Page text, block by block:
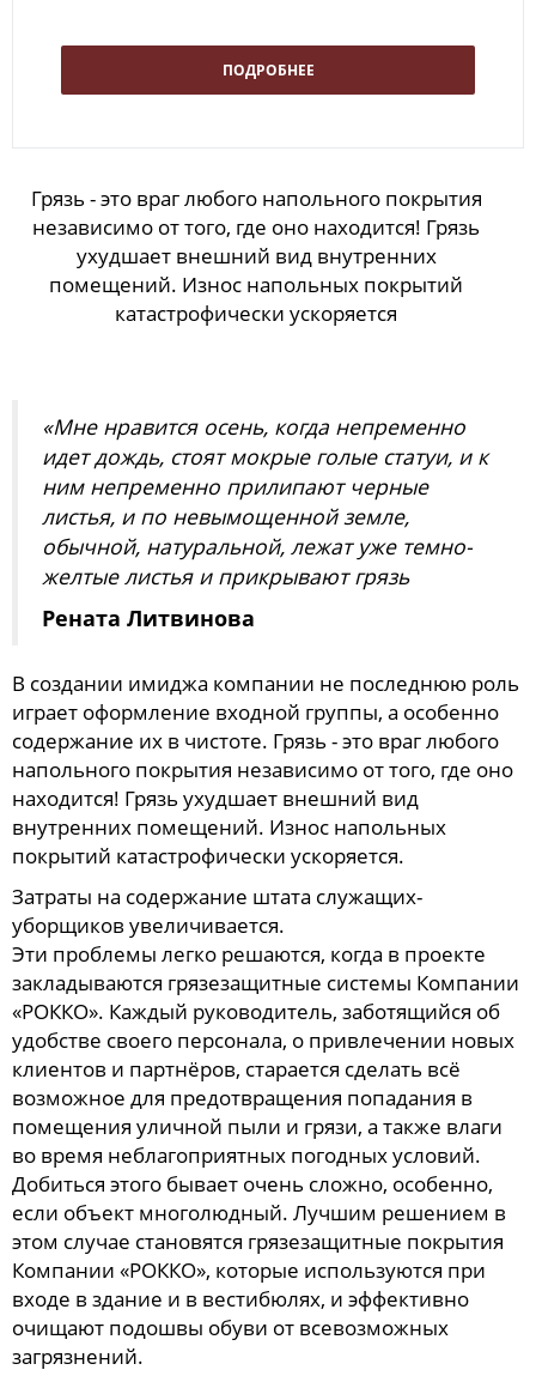
ПОДРОБНЕЕ
Грязь - это враг любого напольного покрытия
независимо от того, где оно находится! Грязь
ухудшает внешний вид внутренних
помещений. Износ напольных покрытий
катастрофически ускоряется
«Мне нравится осень, когда непременно
идет дождь, стоят мокрые голые статуи, и к
ним непременно прилипают черные
листья, и по невымощенной земле,
обычной, натуральной, лежат уже темно-
желтые листья и прикрывают грязь
Рената Литвинова
В создании имиджа компании не последнюю роль
играет оформление входной группы, а особенно
содержание их в чистоте. Грязь - это враг любого
напольного покрытия независимо от того, где оно
находится! Грязь ухудшает внешний вид
внутренних помещений. Износ напольных
покрытий катастрофически ускоряется.
Затраты на содержание штата служащих-
уборщиков увеличивается.
Эти проблемы легко решаются, когда в проекте
закладываются грязезащитные системы Компании
«РОККО». Каждый руководитель, заботящийся об
удобстве своего персонала, о привлечении новых
клиентов и партнёров, старается сделать всё
возможное для предотвращения попадания в
помещения уличной пыли и грязи, а также влаги
во время неблагоприятных погодных условий.
Добиться этого бывает очень сложно, особенно,
если объект многолюдный. Лучшим решением в
этом случае становятся грязезащитные покрытия
Компании «РОККО», которые используются при
входе в здание и в вестибюлях, и эффективно
очищают подошвы обуви от всевозможных
загрязнений.